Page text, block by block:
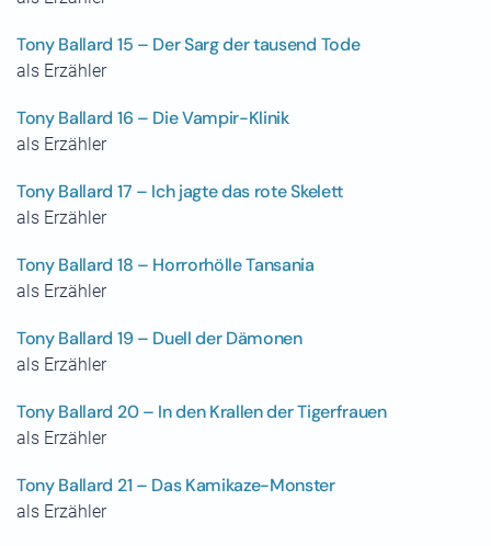
Tony Ballard 15 – Der Sarg der tausend Tode
als Erzähler
Tony Ballard 16 – Die Vampir-Klinik
als Erzähler
Tony Ballard 17 – Ich jagte das rote Skelett
als Erzähler
Tony Ballard 18 – Horrorhölle Tansania
als Erzähler
Tony Ballard 19 – Duell der Dämonen
als Erzähler
Tony Ballard 20 – In den Krallen der Tigerfrauen
als Erzähler
Tony Ballard 21 – Das Kamikaze-Monster
als Erzähler